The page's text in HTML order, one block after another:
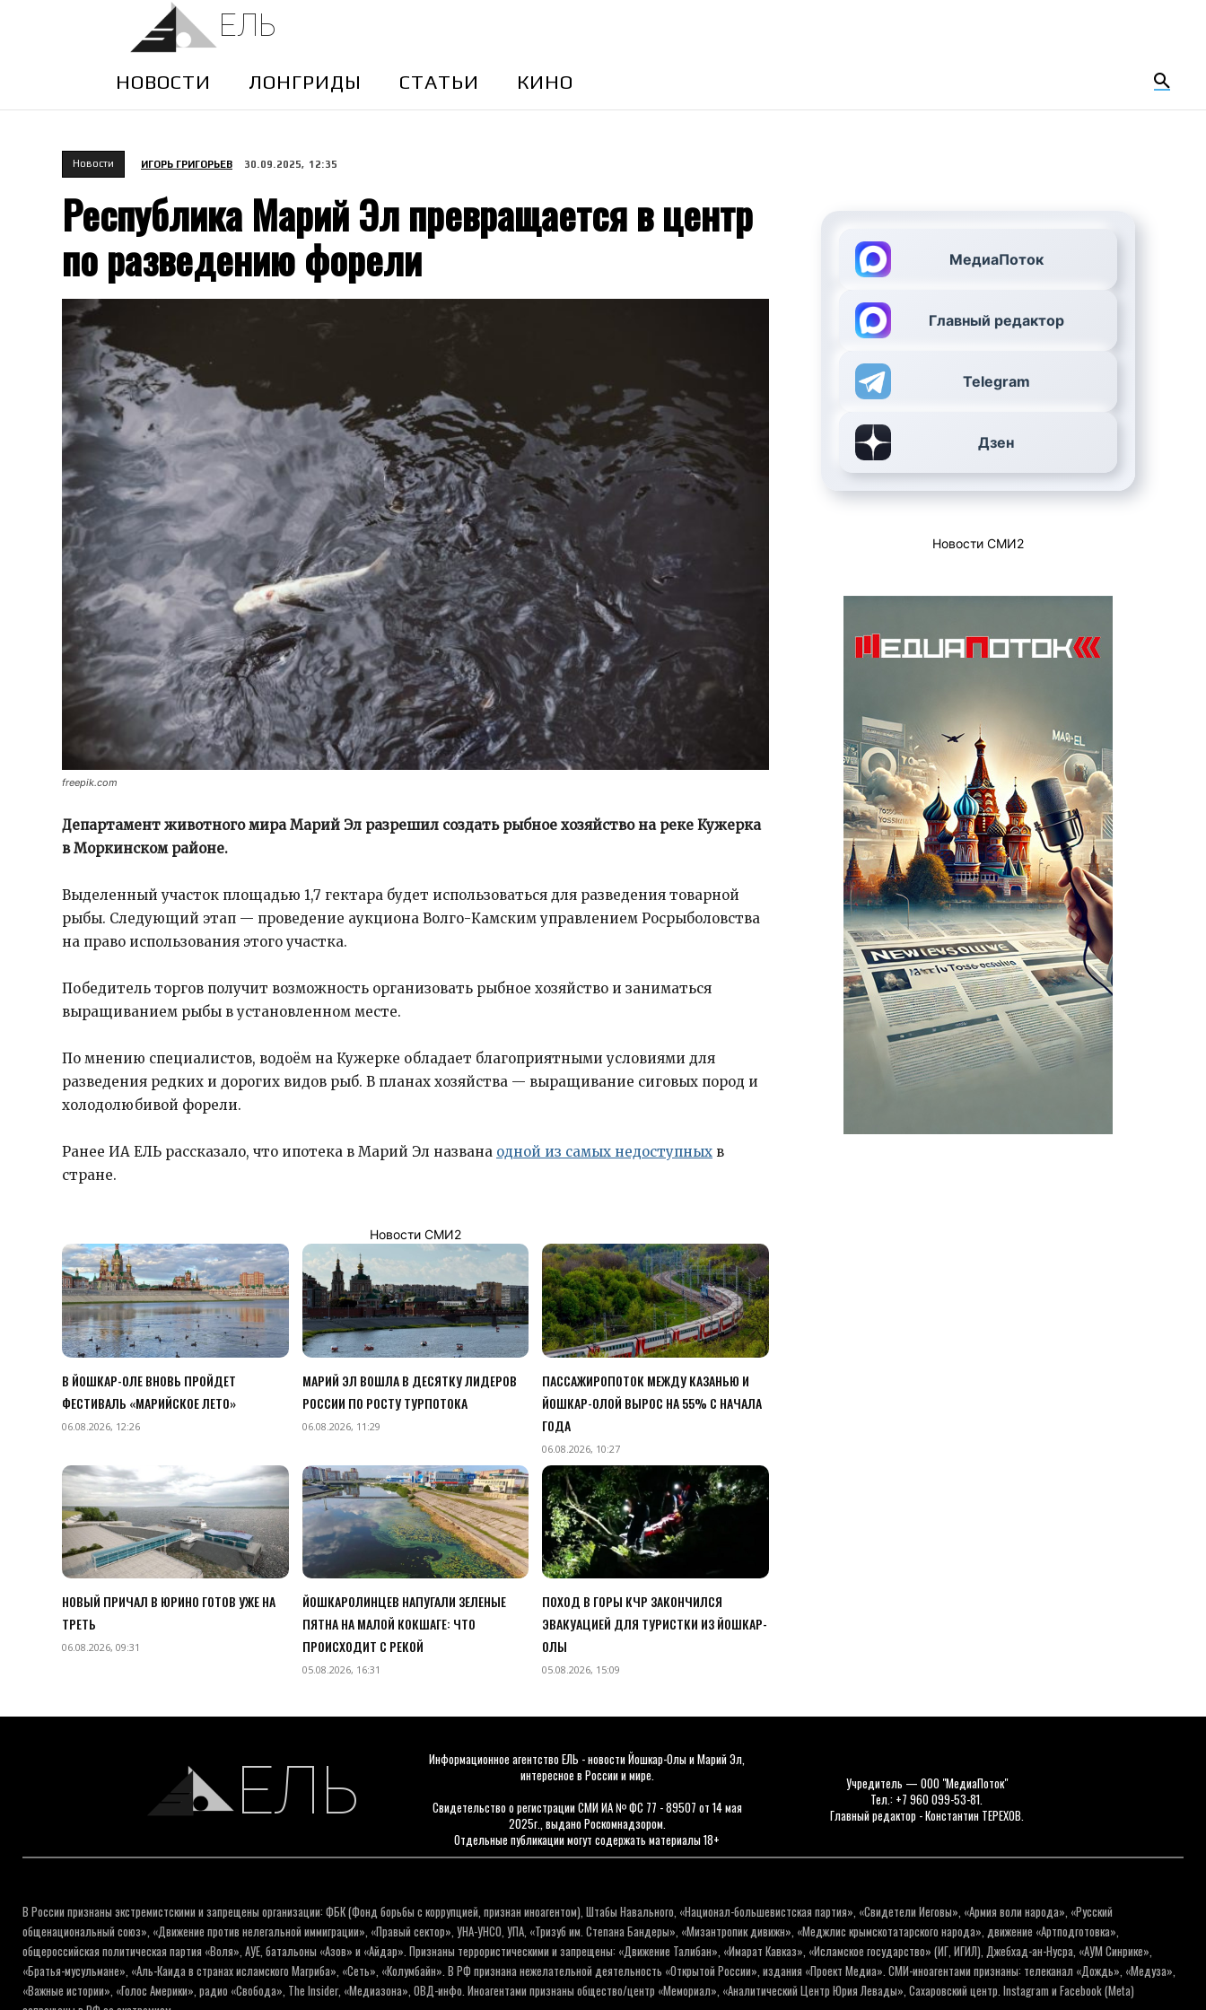
ЕЛЬ
НОВОСТИ ЛОНГРИДЫ CТАТЬИ КИНО
Новости ИГОРЬ ГРИГОРЬЕВ 30.09.2025, 12:35
Республика Марий Эл превращается в центр
по разведению форели
freepik.com
Департамент животного мира Марий Эл разрешил создать рыбное хозяйство на реке Кужерка
в Моркинском районе.
Выделенный участок площадью 1,7 гектара будет использоваться для разведения товарной
рыбы. Следующий этап — проведение аукциона Волго-Камским управлением Росрыболовства
на право использования этого участка.
Победитель торгов получит возможность организовать рыбное хозяйство и заниматься
выращиванием рыбы в установленном месте.
По мнению специалистов, водоём на Кужерке обладает благоприятными условиями для
разведения редких и дорогих видов рыб. В планах хозяйства — выращивание сиговых пород и
холодолюбивой форели.
Ранее ИА ЕЛЬ рассказало, что ипотека в Марий Эл названа одной из самых недоступных в
стране.
Новости СМИ2
В ЙОШКАР-ОЛЕ ВНОВЬ ПРОЙДЕТ
ФЕСТИВАЛЬ «МАРИЙСКОЕ ЛЕТО»
06.08.2026, 12:26
МАРИЙ ЭЛ ВОШЛА В ДЕСЯТКУ ЛИДЕРОВ
РОССИИ ПО РОСТУ ТУРПОТОКА
06.08.2026, 11:29
ПАССАЖИРОПОТОК МЕЖДУ КАЗАНЬЮ И
ЙОШКАР-ОЛОЙ ВЫРОС НА 55% С НАЧАЛА
ГОДА
06.08.2026, 10:27
НОВЫЙ ПРИЧАЛ В ЮРИНО ГОТОВ УЖЕ НА
ТРЕТЬ
06.08.2026, 09:31
ЙОШКАРОЛИНЦЕВ НАПУГАЛИ ЗЕЛЕНЫЕ
ПЯТНА НА МАЛОЙ КОКШАГЕ: ЧТО
ПРОИСХОДИТ С РЕКОЙ
05.08.2026, 16:31
ПОХОД В ГОРЫ КЧР ЗАКОНЧИЛСЯ
ЭВАКУАЦИЕЙ ДЛЯ ТУРИСТКИ ИЗ ЙОШКАР-
ОЛЫ
05.08.2026, 15:09
МедиаПоток
Главный редактор
Telegram
Дзен
Новости СМИ2
ЕЛЬ
Информационное агентство ЕЛЬ - новости Йошкар-Олы и Марий Эл,
интересное в России и мире.
Свидетельство о регистрации СМИ ИА № ФС 77 - 89507 от 14 мая
2025г., выдано Роскомнадзором.
Отдельные публикации могут содержать материалы 18+
Учредитель — ООО "МедиаПоток"
Тел.: +7 960 099-53-81.
Главный редактор - Константин ТЕРЕХОВ.
В России признаны экстремистскими и запрещены организации: ФБК (Фонд борьбы с коррупцией, признан иноагентом), Штабы Навального, «Национал-большевистская партия», «Свидетели Иеговы», «Армия воли народа», «Русский
общенациональный союз», «Движение против нелегальной иммиграции», «Правый сектор», УНА-УНСО, УПА, «Тризуб им. Степана Бандеры», «Мизантропик дивижн», «Меджлис крымскотатарского народа», движение «Артподготовка»,
общероссийская политическая партия «Воля», АУЕ, батальоны «Азов» и «Айдар». Признаны террористическими и запрещены: «Движение Талибан», «Имарат Кавказ», «Исламское государство» (ИГ, ИГИЛ), Джебхад-ан-Нусра, «АУМ Синрике»,
«Братья-мусульмане», «Аль-Каида в странах исламского Магриба», «Сеть», «Колумбайн». В РФ признана нежелательной деятельность «Открытой России», издания «Проект Медиа». СМИ-иноагентами признаны: телеканал «Дождь», «Медуза»,
«Важные истории», «Голос Америки», радио «Свобода», The Insider, «Медиазона», ОВД-инфо. Иноагентами признаны общество/центр «Мемориал», «Аналитический Центр Юрия Левады», Сахаровский центр. Instagram и Facebook (Metа)